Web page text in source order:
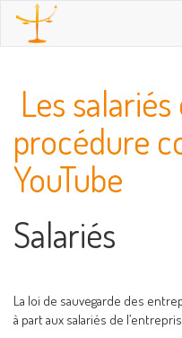
Les salariés
procédure
YouTube
Salariés
La loi de sauvegarde des
à part aux salariés de